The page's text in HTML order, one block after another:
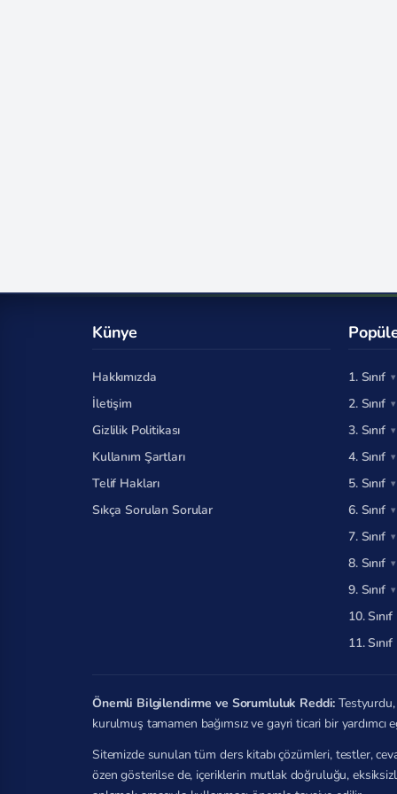
Künye
Hakkımızda
İletişim
Gizlilik Politikası
Kullanım Şartları
Telif Hakları
Sıkça Sorulan Sorular
1. Sınıf
2. Sınıf
3. Sınıf
4. Sınıf
5. Sınıf
6. Sınıf
7. Sınıf
8. Sınıf
9. Sınıf
10. Sınıf
11. Sınıf
Önemli Bilgilendirme ve Sorumluluk Reddi: Testyurdu,
kurulmuş tamamen bağımsız ve gayri ticari bir yardımcı
Sitemizde sunulan tüm ders kitabı çözümleri, testler,
özen gösterilse de, içeriklerin mutlak doğruluğu,